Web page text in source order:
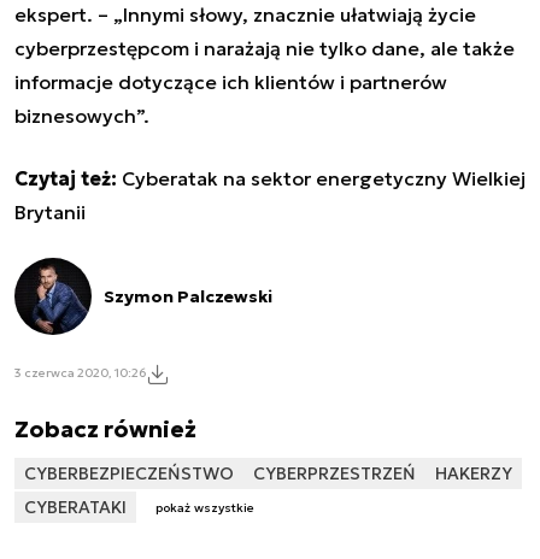
ekspert. – „Innymi słowy, znacznie ułatwiają życie
cyberprzestępcom i narażają nie tylko dane, ale także
informacje dotyczące ich klientów i partnerów
biznesowych”.
Czytaj też: Cyberatak na sektor energetyczny Wielkiej
Brytanii
Szymon Palczewski
3 czerwca 2020, 10:26
Zobacz również
CYBERBEZPIECZEŃSTWO CYBERPRZESTRZEŃ
HAKERZY
CYBERATAKI
pokaż wszystkie